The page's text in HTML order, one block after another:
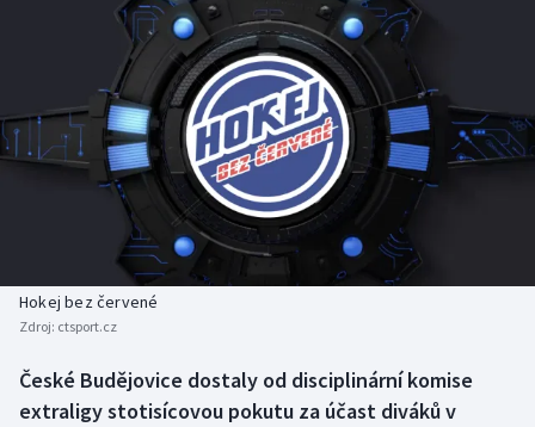
Cyklistika
DALŠÍ SPORTY
Americký fotbal
Baseball a softbal
Basketbal
Biatlon
Box
NEPŘEHLÉDNĚTE
Soutěže
Historické návraty
Aplikace ČT sport
Hokej bez červené
Zdroj: ctsport.cz
České Budějovice dostaly od disciplinární komise
extraligy stotisícovou pokutu za účast diváků v